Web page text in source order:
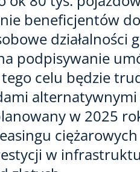
beneficjentów
działalności
podpisywanie
celu będzie
w 2025
w